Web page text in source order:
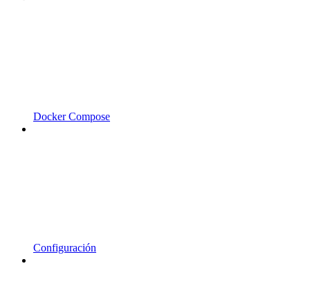
Docker Compose
Configuración